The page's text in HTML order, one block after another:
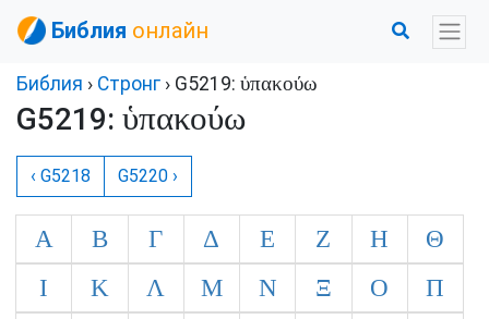
Библия онлайн
Библия › Стронг › G5219: ὑπακούω
G5219: ὑπακούω
‹ G5218 G5220 ›
Α Β Γ Δ Ε Ζ Η
Θ
Ι
Κ Λ Μ Ν Ξ Ο
Π